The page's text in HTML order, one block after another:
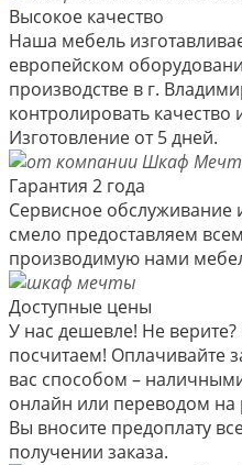
Высокое качество
Наша мебель
европейском
производстве в г.
контролировать
Изготовление от 5 дней.
Гарантия 2 года
Сервисное обслуживание
смело предоставляем
производимую нами
Доступные цены
У нас дешевле! Не верите?
посчитаем! Оплачивайте
вас способом –
онлайн или переводом на
Вы вносите предоплату
получении заказа.